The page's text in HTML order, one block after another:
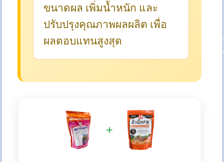
ขนาดผล เพิ่มน้ำหนัก และ
ปรับปรุงคุณภาพผลผลิต เพื่อ
ผลตอบแทนสูงสุด
+